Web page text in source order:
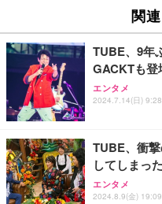
関
TUBE、9年
GACKTも登
エンタメ
2024.7.14(日) 9:28
TUBE、衝
してしまっ
エンタメ
2024.8.9(金) 19:09